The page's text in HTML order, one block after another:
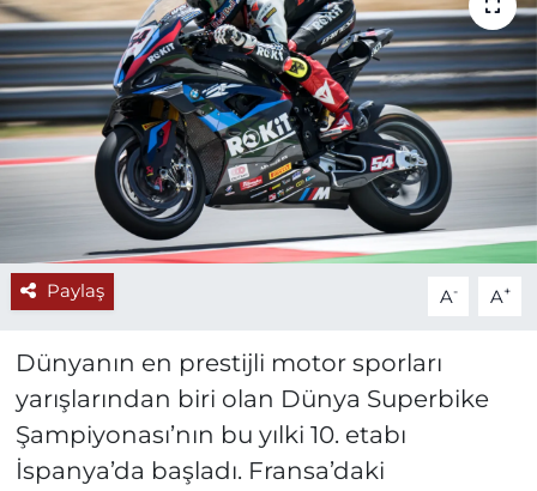
Paylaş A- A+
Dünyanın en prestijli motor sporları
yarışlarından biri olan Dünya Superbike
Şampiyonası’nın bu yılki 10. etabı
İspanya’da başladı. Fransa’daki